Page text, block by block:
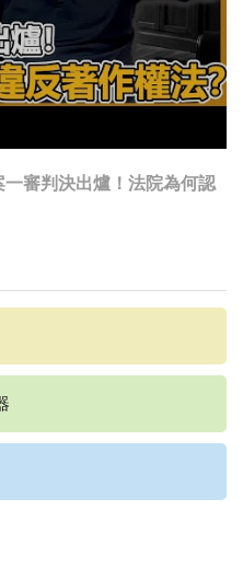
一審判決出爐！法院為何認